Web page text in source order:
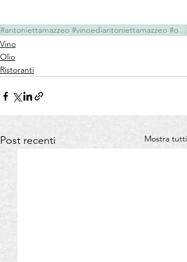
#antoniettamazzeo #vinoediantoniettamazzeo #olioediantoniettamazzeo ##paolapoli #irynabalim #siviac
Vino
Olio
Ristoranti
Post recenti Mostra tutti